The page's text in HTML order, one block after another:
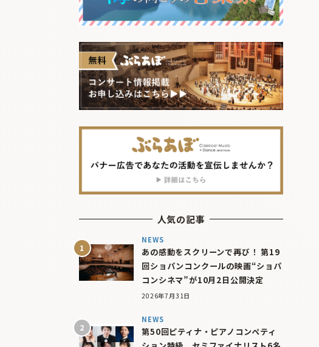
人気の記事
NEWS
あの感動をスクリーンで再び！ 第19
回ショパンコンクールの映画“ショパ
コンシネマ”が10月2日公開決定
2026年7月31日
NEWS
第50回ピティナ・ピアノコンペティ